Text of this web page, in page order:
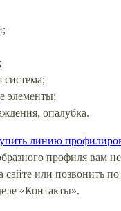
система;
элементы;
опалубка.
линию
профиля вам
сайте или позвонить
«Контакты».